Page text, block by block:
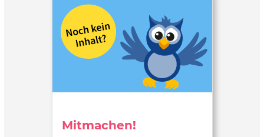
Mitmachen!